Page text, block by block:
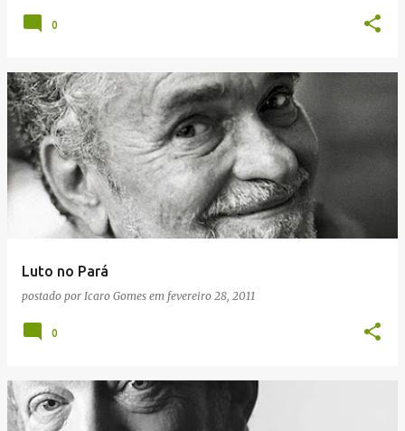
0
Luto no Pará
postado por Icaro Gomes em fevereiro 28, 2011
0